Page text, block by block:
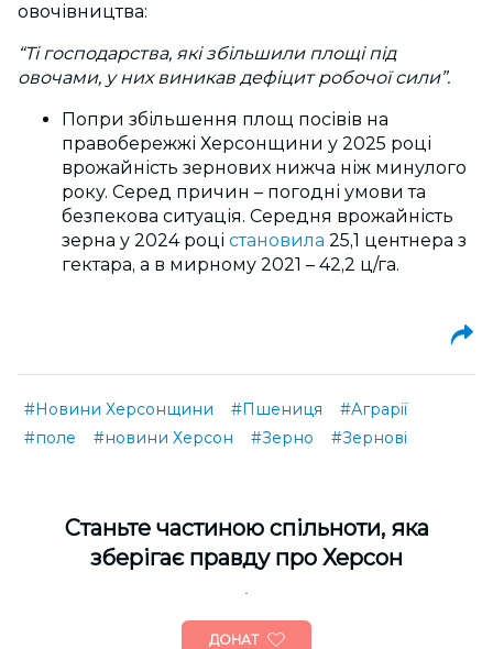
овочівництва:
“Ті господарства, які збільшили площі під
овочами, у них виникав дефіцит робочої сили”.
Попри збільшення площ посівів на
правобережжі Херсонщини у 2025 році
врожайність зернових нижча ніж минулого
року. Серед причин – погодні умови та
безпекова ситуація. Середня врожайність
зерна у 2024 році становила 25,1 центнера з
гектара, а в мирному 2021 – 42,2 ц/га.
#Новини Херсонщини #Пшениця
#Аграрії
#поле
#новини Херсон #Зерно #Зернові
Cтаньте частиною спільноти, яка
зберігає правду про Херсон
ДОНАТ